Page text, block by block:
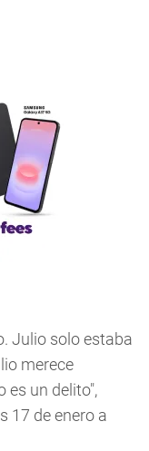
Julio solo estaba
merece
es un delito",
17 de enero a